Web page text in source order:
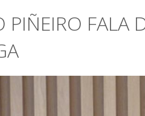
PIÑEIRO FALA